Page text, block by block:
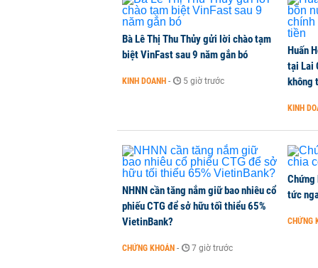
CHỨNG KHOÁN 3 giờ trước
Kiến nghị đưa người bán hàng
TikToker Khánh Sky, Vua Quạt,
Bà Lê Thị Thu Thủy gửi lời chào tạm
biệt VinFast sau 9 năm gắn bó
KINH DOANH - 5 giờ trước
Huấn
tại Lai
không
KINH
NHNN cần tăng nắm giữ bao nhiêu cổ
phiếu CTG để sở hữu tối thiểu 65%
VietinBank?
CHỨNG KHOÁN - 7 giờ trước
Chứng
tức
CHỨNG